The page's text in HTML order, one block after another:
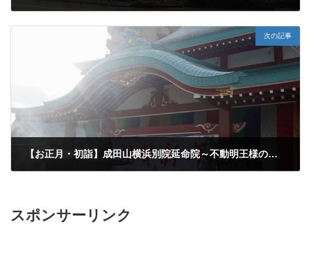
次の記事
【お正月・初詣】成田山横浜別院延命院～不動明王様のパワーみなぎるオススメのパワースポットです♪～子どもの着物（5年生）
スポンサーリンク